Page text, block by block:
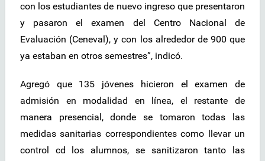
con los estudiantes de nuevo ingreso que presentaron
y pasaron el examen del Centro Nacional de
Evaluación (Ceneval), y con los alrededor de 900 que
ya estaban en otros semestres”, indicó.
Agregó que 135 jóvenes hicieron el examen de
admisión en modalidad en línea, el restante de
manera presencial, donde se tomaron todas las
medidas sanitarias correspondientes como llevar un
control cd los alumnos, se sanitizaron tanto las